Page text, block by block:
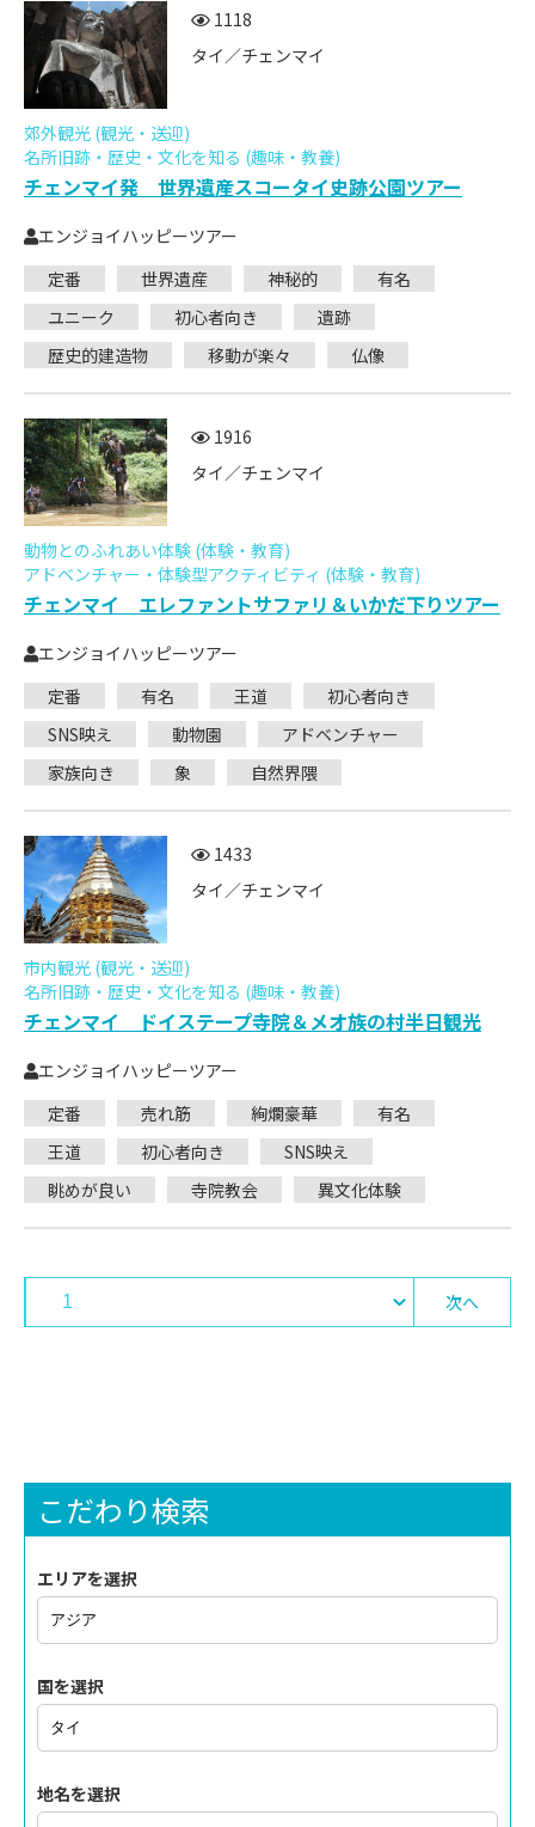
1118
タイ／チェンマイ
郊外観光 (観光・送迎)
名所旧跡・歴史・文化を知る (趣味・教養)
チェンマイ発 世界遺産スコータイ史跡公園ツアー
エンジョイハッピーツアー
定番
世界遺産 神秘的
有名
ユニーク
初心者向き
遺跡
歴史的建造物
移動が楽々 仏像
1916
タイ／チェンマイ
動物とのふれあい体験 (体験・教育)
アドベンチャー・体験型アクティビティ (体験・教育)
チェンマイ エレファントサファリ＆いかだ下りツアー
エンジョイハッピーツアー
定番
有名 王道
初心者向き
SNS映え
動物園
アドベンチャー
家族向き
象 自然界隈
1433
タイ／チェンマイ
市内観光 (観光・送迎)
名所旧跡・歴史・文化を知る (趣味・教養)
チェンマイ ドイステープ寺院＆メオ族の村半日観光
エンジョイハッピーツアー
定番
売れ筋 絢爛豪華
有名
王道
初心者向き
SNS映え
眺めが良い
寺院教会 異文化体験
次へ
こだわり検索
エリアを選択
国を選択
地名を選択